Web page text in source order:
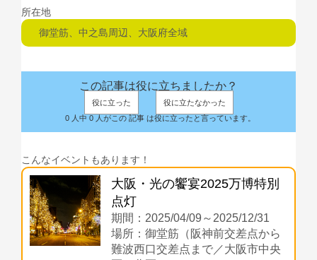
所在地
御堂筋、中之島周辺、大阪府全域
この記事は役に立ちましたか？
役に立った
役に立たなかった
0 人中 0 人がこの 記事 は役に立ったと言っています。
こんなイベントもあります！
大阪・光の饗宴2025万博特別
点灯
期間：2025/04/09～2025/12/31
場所：御堂筋（阪神前交差点から
難波西口交差点まで／大阪市中央